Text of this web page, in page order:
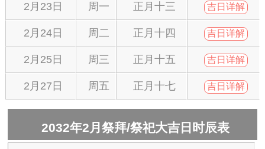
2月23日 周一 正月十三 吉日详解
2月24日 周二 正月十四 吉日详解
2月25日 周三 正月十五 吉日详解
2月27日 周五 正月十七 吉日详解
2032年2月祭拜/祭祀大吉日时辰表